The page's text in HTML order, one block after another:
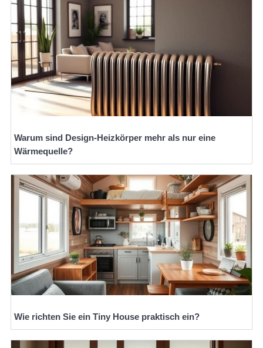
Warum sind Design-Heizkörper mehr als nur eine
Wärmequelle?
Wie richten Sie ein Tiny House praktisch ein?